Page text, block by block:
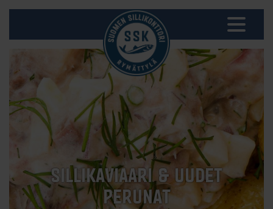
SILLIKAVIAARI & UUDET
PERUNAT